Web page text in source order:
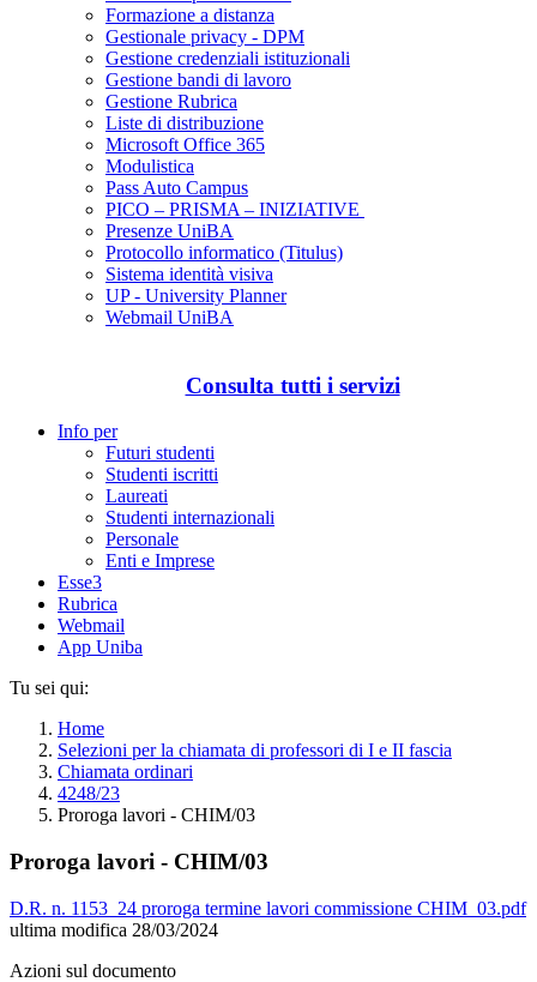
Formazione a distanza
Gestionale privacy - DPM
Gestione credenziali istituzionali
Gestione bandi di lavoro
Gestione Rubrica
Liste di distribuzione
Microsoft Office 365
Modulistica
Pass Auto Campus
PICO – PRISMA – INIZIATIVE
Presenze UniBA
Protocollo informatico (Titulus)
Sistema identità visiva
UP - University Planner
Webmail UniBA
Consulta tutti i servizi
Info per
Futuri studenti
Studenti iscritti
Laureati
Studenti internazionali
Personale
Enti e Imprese
Esse3
Rubrica
Webmail
App Uniba
Tu sei qui:
Home
Selezioni per la chiamata di professori di I e II fascia
Chiamata ordinari
4248/23
Proroga lavori - CHIM/03
Proroga lavori - CHIM/03
D.R. n. 1153_24 proroga termine lavori commissione CHIM_03.pdf
ultima modifica 28/03/2024
Azioni sul documento